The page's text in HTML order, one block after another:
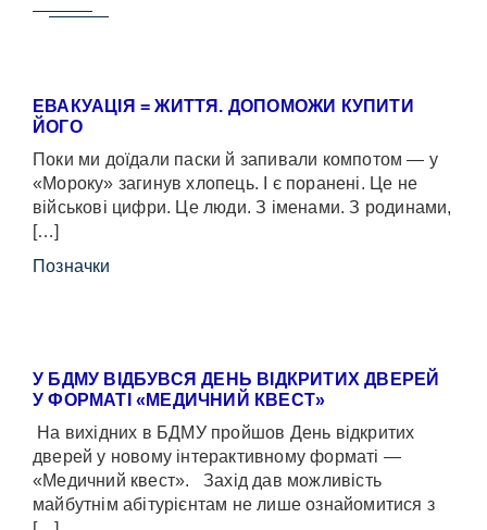
ЕВАКУАЦІЯ = ЖИТТЯ. ДОПОМОЖИ КУПИТИ
ЙОГО
Поки ми доїдали паски й запивали компотом — у
«Мороку» загинув хлопець. І є поранені. Це не
військові цифри. Це люди. З іменами. З родинами,
[…]
Позначки
У БДМУ ВІДБУВСЯ ДЕНЬ ВІДКРИТИХ ДВЕРЕЙ
У ФОРМАТІ «МЕДИЧНИЙ КВЕСТ»
На вихідних в БДМУ пройшов День відкритих
дверей у новому інтерактивному форматі —
«Медичний квест». Захід дав можливість
майбутнім абітурієнтам не лише ознайомитися з